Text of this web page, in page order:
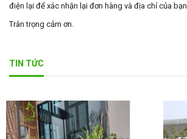
điện lại để xác nhận lại đơn hàng và địa chỉ của bạn.
Trân trọng cảm ơn.
TIN TỨC